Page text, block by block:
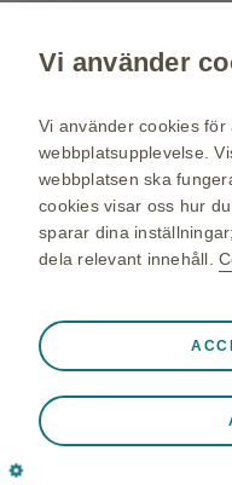
Vi använder
Vi använder cookies för
webbplatsupplevelse.
webbplatsen ska
cookies visar oss hur
sparar dina
dela relevant innehåll.
att lagra sessionsdata
inställningar för cookies